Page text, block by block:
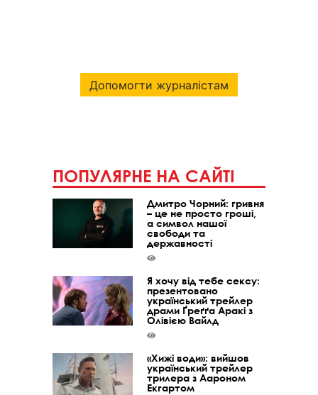
Допомогти журналістам
ПОПУЛЯРНЕ НА САЙТІ
Дмитро Чорний: гривня
– це не просто гроші,
а символ нашої
свободи та
державності
Я хочу від тебе сексу:
презентовано
український трейлер
драми Ґреґґа Аракі з
Олівією Вайлд
«Хижі води»: вийшов
український трейлер
трилера з Аароном
Екгартом